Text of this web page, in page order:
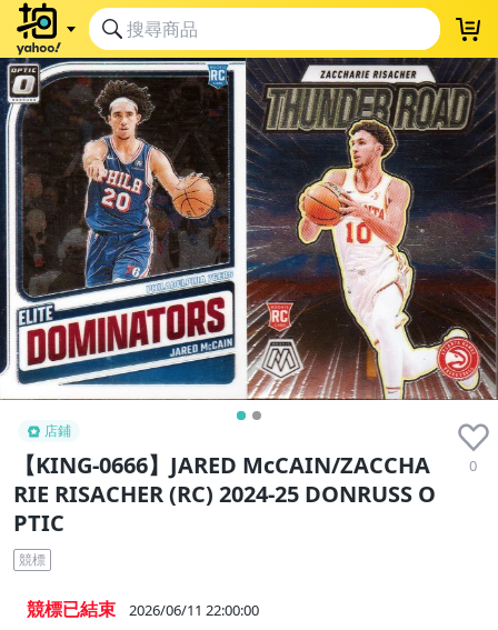
店鋪
【KING-0666】JARED McCAIN/ZACCHA
RIE RISACHER (RC) 2024-25 DONRUSS O
PTIC
0
競標
競標已結束 2026/06/11 22:00:00